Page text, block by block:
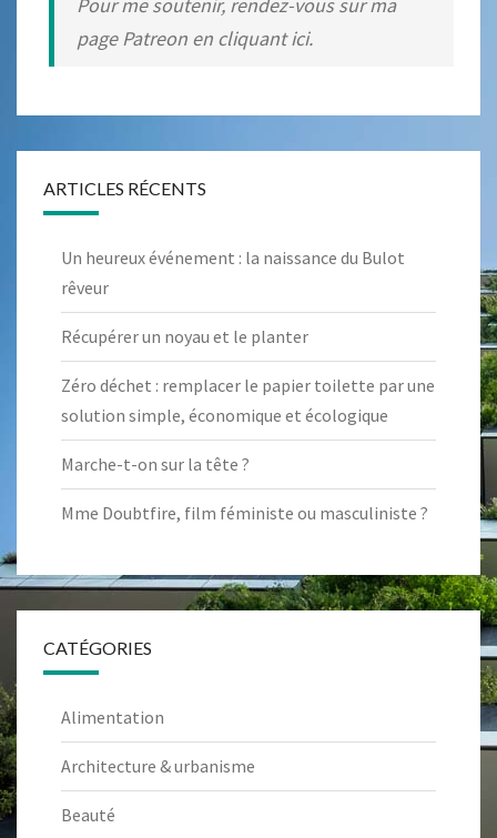
page Patreon en cliquant ici.
ARTICLES RÉCENTS
Un heureux événement : la naissance du Bulot
rêveur
Récupérer un noyau et le planter
Zéro déchet : remplacer le papier toilette par une
solution simple, économique et écologique
Marche-t-on sur la tête ?
Mme Doubtfire, film féministe ou masculiniste ?
CATÉGORIES
Alimentation
Architecture & urbanisme
Beauté